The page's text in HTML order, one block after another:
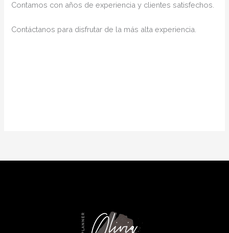
Contamos con años de experiencia y clientes satisfechos.
Contáctanos para disfrutar de la más alta experiencia.